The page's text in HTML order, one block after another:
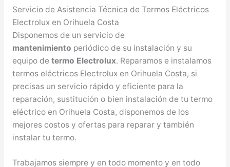
Servicio de Asistencia Técnica de Termos Eléctricos
Electrolux en Orihuela Costa
Disponemos de un servicio de
mantenimiento periódico de su instalación y su
equipo de termo Electrolux. Reparamos e instalamos
termos eléctricos Electrolux en Orihuela Costa, si
precisas un servicio rápido y eficiente para la
reparación, sustitución o bien instalación de tu termo
eléctrico en Orihuela Costa, disponemos de los
mejores costos y ofertas para reparar y también
instalar tu termo.
Trabajamos siempre y en todo momento y en todo